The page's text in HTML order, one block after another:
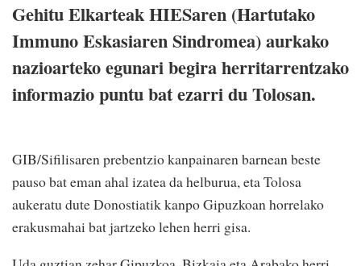
Gehitu Elkarteak HIESaren (Hartutako
Immuno Eskasiaren Sindromea) aurkako
nazioarteko egunari begira herritarrentzako
informazio puntu bat ezarri du Tolosan.
GIB/Sifilisaren prebentzio kanpainaren barnean beste
pauso bat eman ahal izatea da helburua, eta Tolosa
aukeratu dute Donostiatik kanpo Gipuzkoan horrelako
erakusmahai bat jartzeko lehen herri gisa.